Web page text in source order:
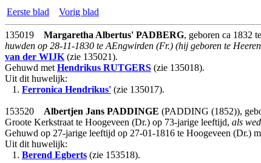
Eerste blad Vorig blad
135019 Margaretha Albertus' PADBERG, geboren ca 1832
huwden op 28-11-1830 te AEngwirden (Fr.) (hij geboren te
van der WIJK (zie 135021).
Gehuwd met Hendrikus RUTGERS (zie 135018).
Uit dit huwelijk:
1. Ferronica Hendrikus' (zie 135017).
153520 Albertjen Jans PADDINGE (PADDING (1852)),
Groote Kerkstraat te Hoogeveen (Dr.) op 73-jarige leeftijd, als
Gehuwd op 27-jarige leeftijd op 27-01-1816 te Hoogeveen (Dr.)
Uit dit huwelijk:
1. Berend Egberts (zie 153518).